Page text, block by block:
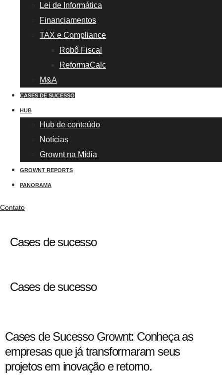
Lei de Informática
Financiamentos
TAX e Compliance
Robô Fiscal
ReformaCalc
M&A
CASES DE SUCESSO
HUB
Hub de conteúdo
Notícias
Grownt na Mídia
GROWNT REPORTS
PANORAMA
Contato
Cases de sucesso
Cases de sucesso
Cases de Sucesso Grownt: Conheça as
empresas que já transformaram seus
projetos em inovação e retorno.